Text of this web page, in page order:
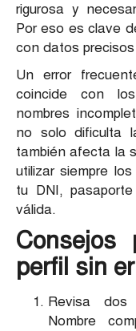
rigurosa y
Por eso es clave
con datos
Un error
coincide con
nombres
no solo dificulta
también afecta la
utilizar siempre
tu DNI,
válida.
Consejos
perfil sin
Revisa
Nombre